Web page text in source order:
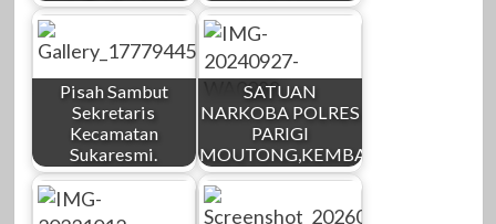
Pisah Sambut
Sekretaris
Kecamatan
Sukaresmi.
SATUAN
NARKOBA POLRES
PARIGI
MOUTONG,KEMBALI…